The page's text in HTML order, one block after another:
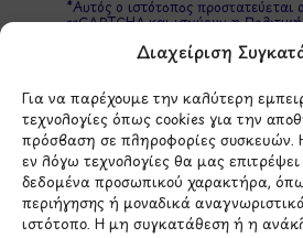
Διαχείριση
Για να παρέχουμε την καλύτερη
τεχνολογίες όπως cookies για την
πρόσβαση σε πληροφορίες συσκευών.
εν λόγω τεχνολογίες θα μας
δεδομένα προσωπικού χαρακτήρα,
περιήγησης ή μοναδικά
ιστότοπο. Η μη συγκατάθεση ή η
*Αυτός ο ιστότοπος
reCAPTCHA και ισχύουν η
ΣΤΟΙΧΕΙΑ
Holargos Center (Ισόγειο)
Λ.Περικλέους 56,